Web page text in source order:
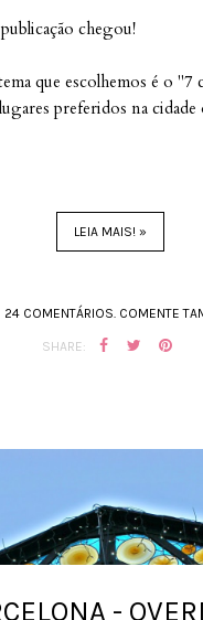
chegou!
que escolhemos é o "7
preferidos na cidade
LEIA MAIS! »
24 COMENTÁRIOS. COMENTE
SHARE:
-